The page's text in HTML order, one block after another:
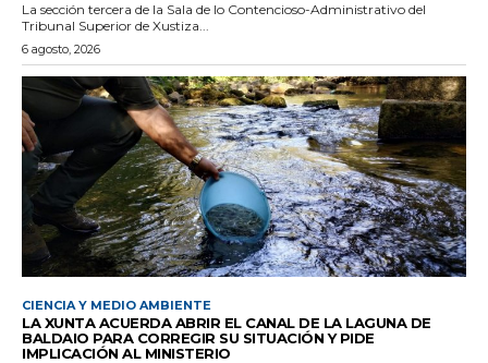
La sección tercera de la Sala de lo Contencioso-Administrativo del
Tribunal Superior de Xustiza...
6 agosto, 2026
CIENCIA Y MEDIO AMBIENTE
LA XUNTA ACUERDA ABRIR EL CANAL DE LA LAGUNA DE
BALDAIO PARA CORREGIR SU SITUACIÓN Y PIDE
IMPLICACIÓN AL MINISTERIO